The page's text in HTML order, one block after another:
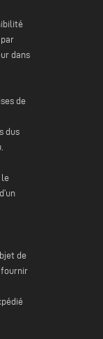
dans
de
dus
le
de
fournir